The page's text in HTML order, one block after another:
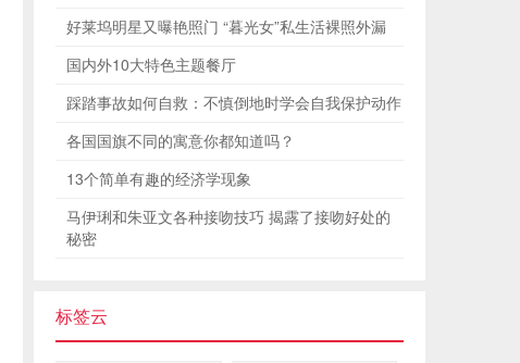
好莱坞明星又曝艳照门 “暮光女”私生活裸照外漏
国内外10大特色主题餐厅
踩踏事故如何自救：不慎倒地时学会自我保护动作
各国国旗不同的寓意你都知道吗？
13个简单有趣的经济学现象
马伊琍和朱亚文各种接吻技巧 揭露了接吻好处的
秘密
标签云